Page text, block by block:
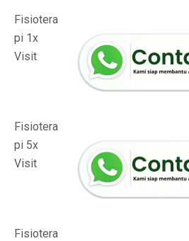
Fisiotera
pi 1x
Visit
Fisiotera
pi 5x
Visit
Fisiotera